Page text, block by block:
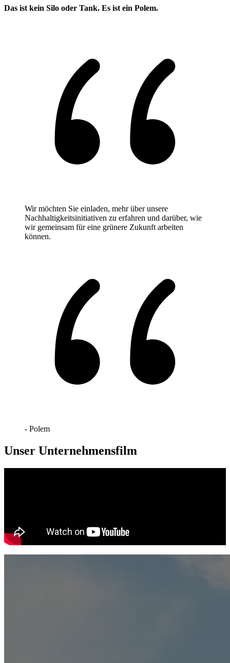
Das ist kein Silo oder Tank. Es ist ein Polem.
Wir möchten Sie einladen, mehr über unsere
Nachhaltigkeitsinitiativen zu erfahren und darüber, wie
wir gemeinsam für eine grünere Zukunft arbeiten
können.
- Polem
Unser Unternehmensfilm